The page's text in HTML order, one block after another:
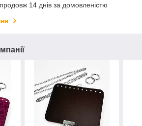
14 днів за домовленістю